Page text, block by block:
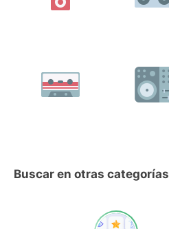
Buscar en otras categorías